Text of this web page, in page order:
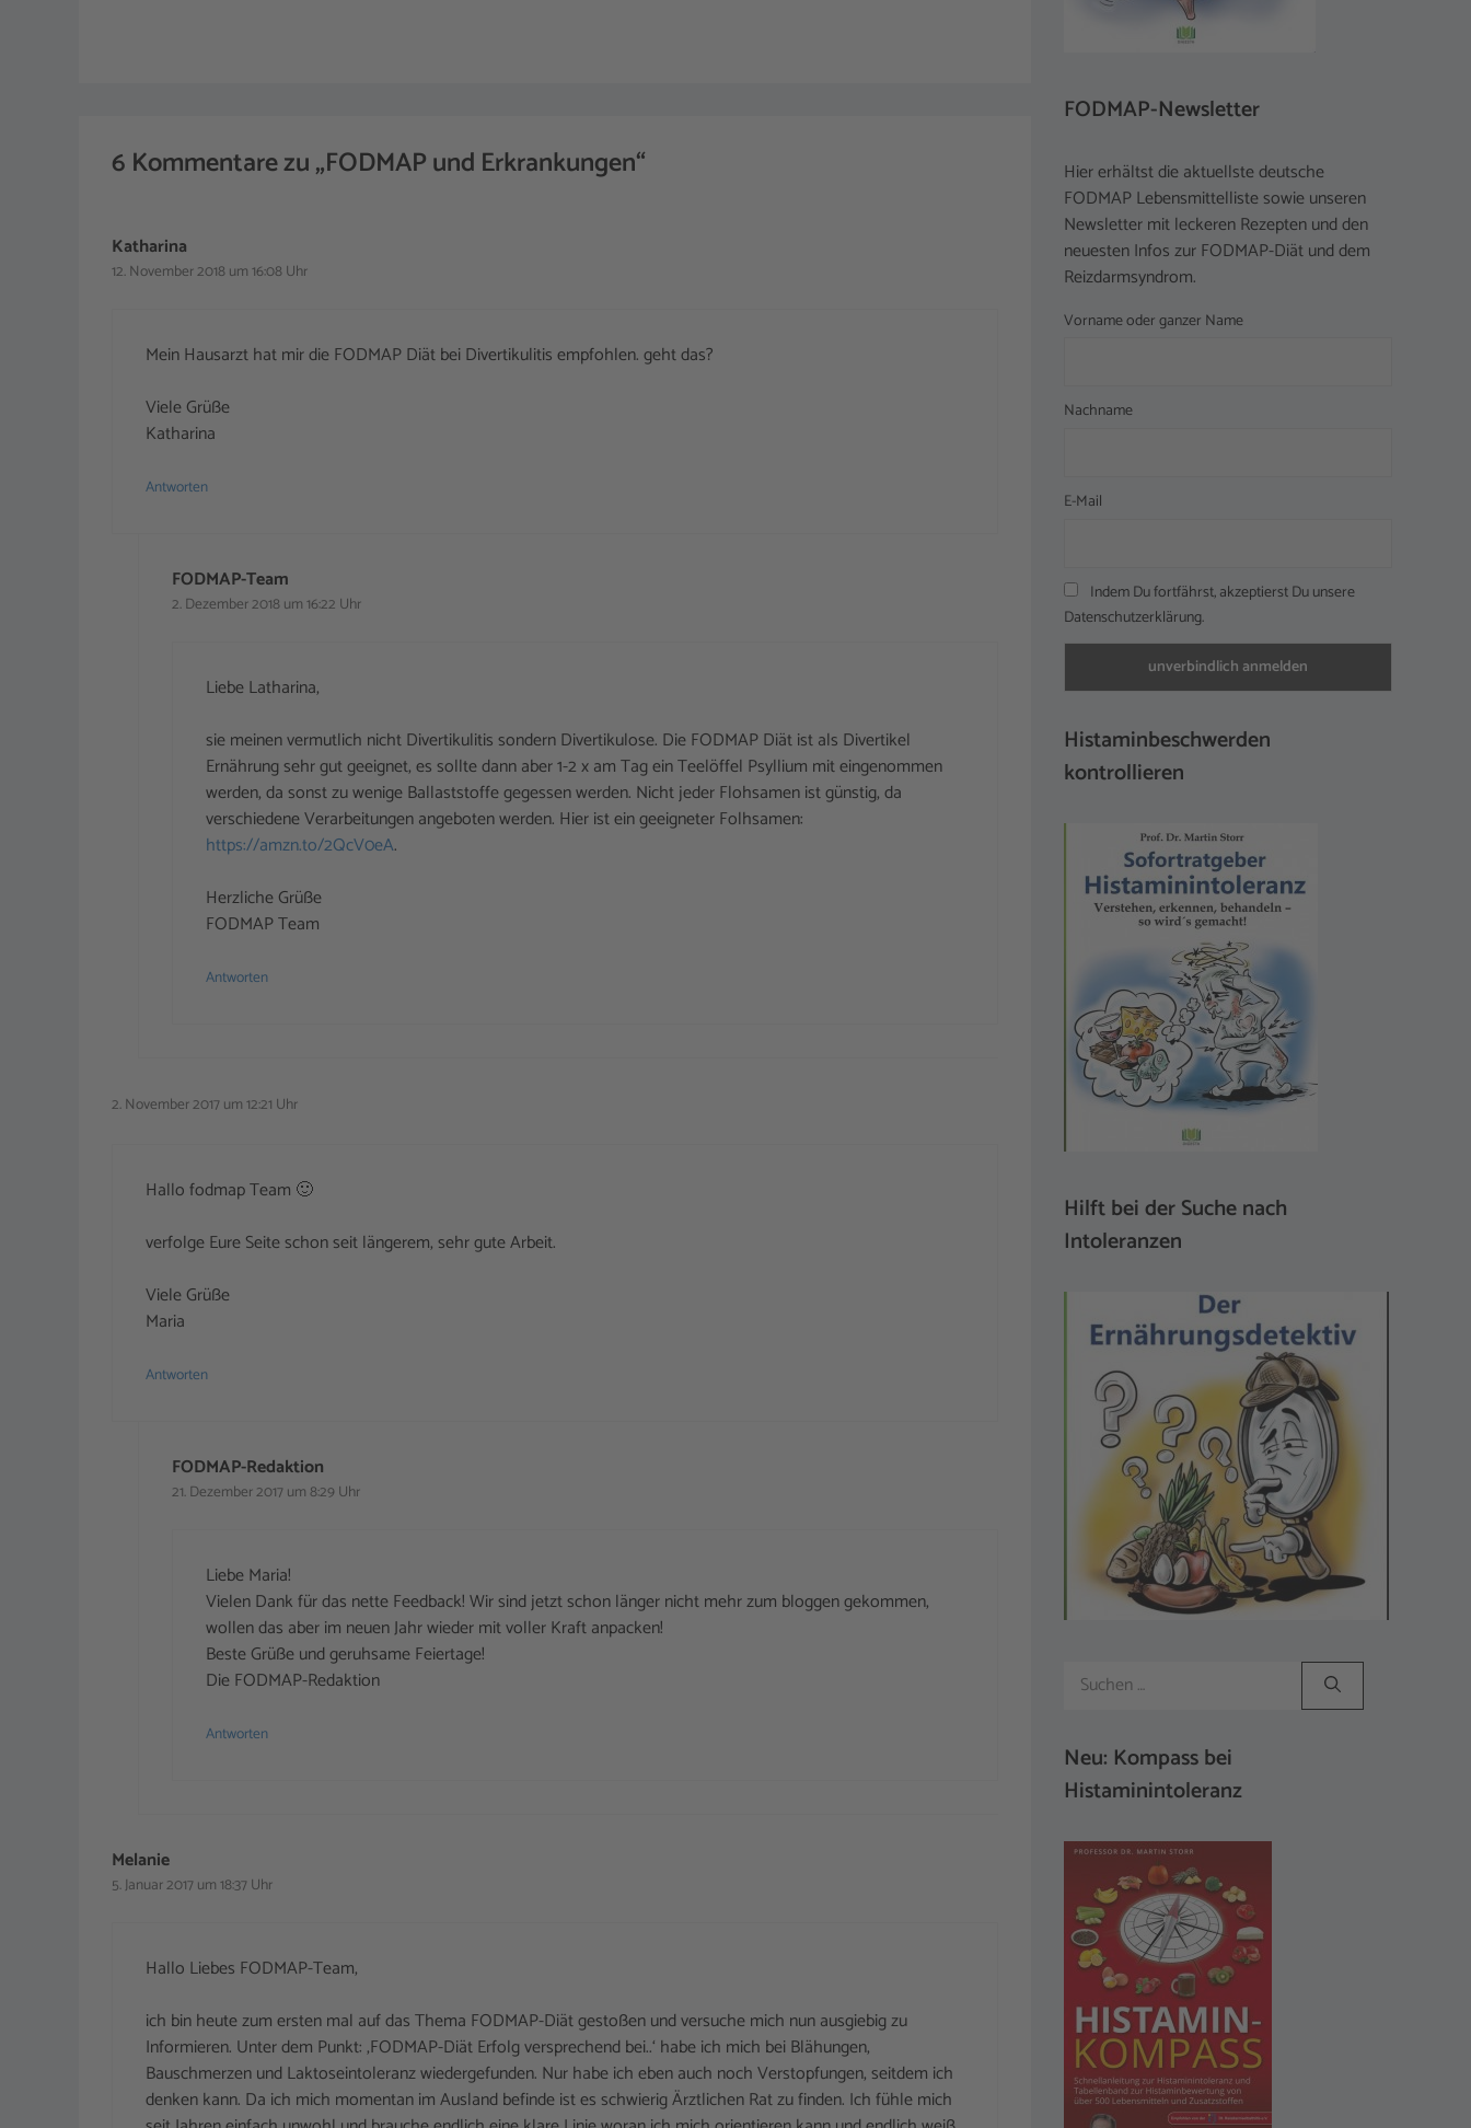
6 Kommentare zu „FODMAP und Erkrankungen“
Katharina
12. November 2018 um 16:08 Uhr
Mein Hausarzt hat mir die FODMAP Diät bei Divertikulitis empfohlen. geht das?
Viele Grüße
Katharina
Antworten
FODMAP-Team
2. Dezember 2018 um 16:22 Uhr
Liebe Latharina,
sie meinen vermutlich nicht Divertikulitis sondern Divertikulose. Die FODMAP Diät ist als Divertikel
Ernährung sehr gut geeignet, es sollte dann aber 1-2 x am Tag ein Teelöffel Psyllium mit eingenommen
werden, da sonst zu wenige Ballaststoffe gegessen werden. Nicht jeder Flohsamen ist günstig, da
verschiedene Verarbeitungen angeboten werden. Hier ist ein geeigneter Folhsamen:
https://amzn.to/2QcV0eA.
Herzliche Grüße
FODMAP Team
Antworten
2. November 2017 um 12:21 Uhr
Hallo fodmap Team 🙂
verfolge Eure Seite schon seit längerem, sehr gute Arbeit.
Viele Grüße
Maria
Antworten
FODMAP-Redaktion
21. Dezember 2017 um 8:29 Uhr
Liebe Maria!
Vielen Dank für das nette Feedback! Wir sind jetzt schon länger nicht mehr zum bloggen gekommen,
wollen das aber im neuen Jahr wieder mit voller Kraft anpacken!
Beste Grüße und geruhsame Feiertage!
Die FODMAP-Redaktion
Antworten
Melanie
5. Januar 2017 um 18:37 Uhr
Hallo Liebes FODMAP-Team,
ich bin heute zum ersten mal auf das Thema FODMAP-Diät gestoßen und versuche mich nun ausgiebig zu
Informieren. Unter dem Punkt: ‚FODMAP-Diät Erfolg versprechend bei..‘ habe ich mich bei Blähungen,
Bauschmerzen und Laktoseintoleranz wiedergefunden. Nur habe ich eben auch noch Verstopfungen, seitdem ich
denken kann. Da ich mich momentan im Ausland befinde ist es schwierig Ärztlichen Rat zu finden. Ich fühle mich
FODMAP-Newsletter
Hier erhältst die aktuellste deutsche
FODMAP Lebensmittelliste sowie unseren
Newsletter mit leckeren Rezepten und den
neuesten Infos zur FODMAP-Diät und dem
Reizdarmsyndrom.
Vorname oder ganzer Name
Nachname
E-Mail
Indem Du fortfährst, akzeptierst Du unsere
Datenschutzerklärung.
Histaminbeschwerden
kontrollieren
Hilft bei der Suche nach
Intoleranzen
Suchen
nach:
Neu: Kompass bei
Histaminintoleranz